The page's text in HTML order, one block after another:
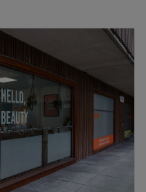
18:00
09:00
09:00–20:00
09:00– 18:00
08:30
13:00
Gesloten
in hartje Amersfoort
Laat je
de deur uit met een